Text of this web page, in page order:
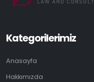
Kategorilerimiz
Anasayfa
Hakkımızda